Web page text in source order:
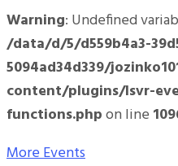
Warning: Undefined
/data/d/5/d559b4a3-
5094ad34d339/
content/plugins/lsvr-
functions.phpon line
More Events